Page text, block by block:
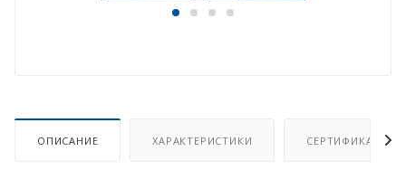
ОПИСАНИЕ ХАРАКТЕРИСТИКИ СЕРТИФИКАТ